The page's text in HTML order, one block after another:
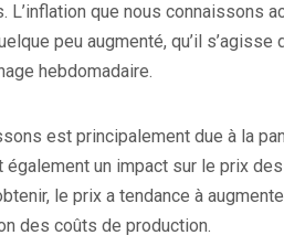
que nous connaissons
peu augmenté, qu’il
hebdomadaire.
est principalement due à la
également un impact sur le prix
le prix a tendance à
des coûts de production.